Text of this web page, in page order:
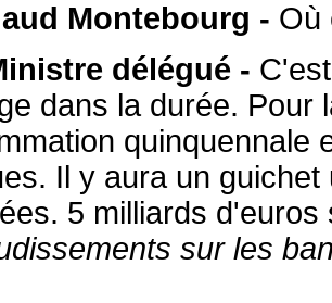
Montebourg - Où
délégué -
dans la durée. Pour
quinquennale
Il y aura un
5 milliards d'euros
sur les